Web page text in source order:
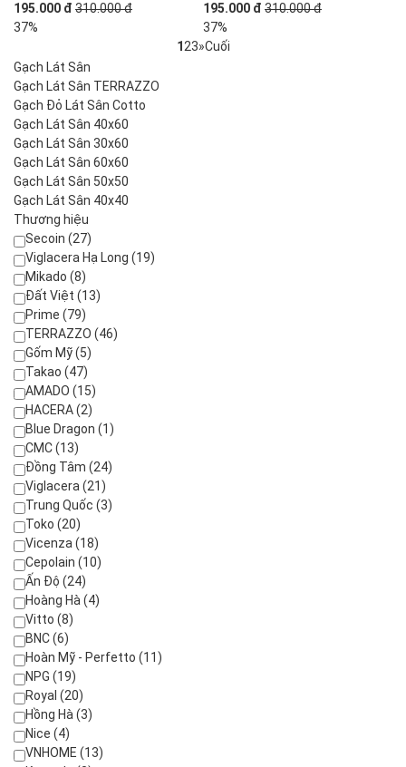
195.000 đ 310.000 đ
37%
195.000 đ 310.000 đ
37%
1 23»Cuối
Gạch Lát Sân
Gạch Lát Sân TERRAZZO
Gạch Đỏ Lát Sân Cotto
Gạch Lát Sân 40x60
Gạch Lát Sân 30x60
Gạch Lát Sân 60x60
Gạch Lát Sân 50x50
Gạch Lát Sân 40x40
Thương hiệu
Secoin (27)
Viglacera Hạ Long (19)
Mikado (8)
Đất Việt (13)
Prime (79)
TERRAZZO (46)
Gốm Mỹ (5)
Takao (47)
AMADO (15)
HACERA (2)
Blue Dragon (1)
CMC (13)
Đồng Tâm (24)
Viglacera (21)
Trung Quốc (3)
Toko (20)
Vicenza (18)
Cepolain (10)
Ấn Độ (24)
Hoàng Hà (4)
Vitto (8)
BNC (6)
Hoàn Mỹ - Perfetto (11)
NPG (19)
Royal (20)
Hồng Hà (3)
Nice (4)
VNHOME (13)